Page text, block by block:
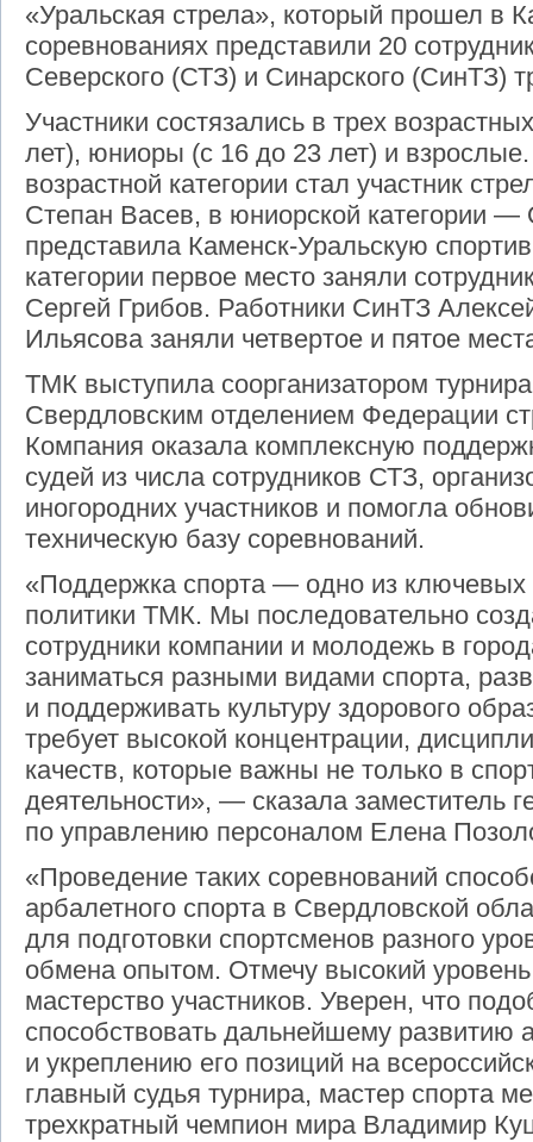
«Уральская стрела», который прошел в
соревнованиях представили 20
Северского (СТЗ) и Синарского (СинТЗ)
Участники состязались в трех
лет), юниоры (с 16 до 23 лет) и
возрастной категории стал участник
Степан Васев, в юниорской категории —
представила Каменск-Уральскую
категории первое место заняли
Сергей Грибов. Работники СинТЗ
Ильясова заняли четвертое и пятое
ТМК выступила соорганизатором
Свердловским отделением Федерации
Компания оказала комплексную
судей из числа сотрудников СТЗ,
иногородних участников и помогла
техническую базу соревнований.
«Поддержка спорта — одно из ключевых
политики ТМК. Мы последовательно
сотрудники компании и молодежь в
заниматься разными видами спорта,
и поддерживать культуру здорового
требует высокой концентрации,
качеств, которые важны не только в
деятельности», — сказала заместитель
по управлению персоналом Елена
«Проведение таких соревнований
арбалетного спорта в Свердловской
для подготовки спортсменов разного
обмена опытом. Отмечу высокий уровень
мастерство участников. Уверен, что
способствовать дальнейшему развитию
и укреплению его позиций на
главный судья турнира, мастер спорта
трехкратный чемпион мира Владимир